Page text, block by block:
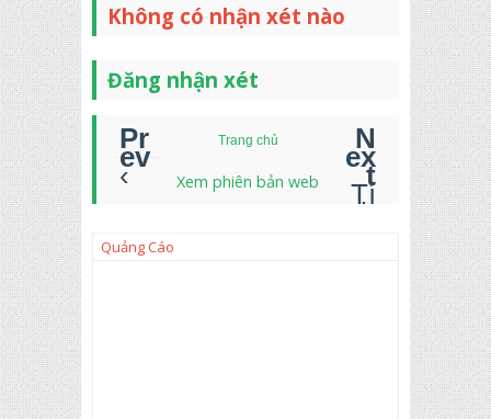
Không có nhận xét nào
Đăng nhận xét
‹
Tí
nh
Trang chủ
Xem phiên bản web
Quảng Cáo